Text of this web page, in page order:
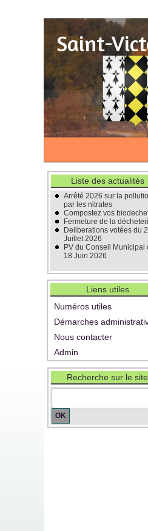
Saint-
Liste des actualités
Arrêté 2026 sur la
par les nitrates
Compostez vos
Fermeture de la
Deliberations votées du
Juillet 2026
PV du Conseil Municipal
18 Juin 2026
Liens utiles
Numéros utiles
Démarches
Nous contacter
Admin
Recherche sur le site